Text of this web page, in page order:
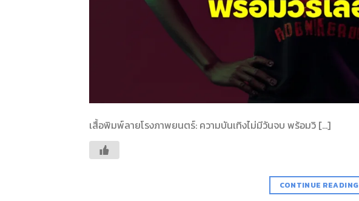
เสื้อพิมพ์ลายโรงภาพยนตร์: ความบันเทิงไม่มีวันจบ พร้อมวิ […]
CONTINUE READING